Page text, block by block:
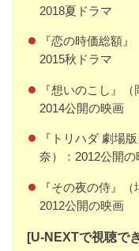
2018夏ドラマ
『恋の時価総額
2015秋ドラマ
『想いのこし』
2014公開の映画
『トリハダ 劇場
奈）：2012公開の
『その夜の侍』
2012公開の映画
[U-NEXTで視聴で